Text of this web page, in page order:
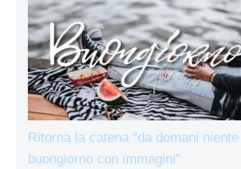
Ritorna la catena “da domani
buongiorno con immagini”